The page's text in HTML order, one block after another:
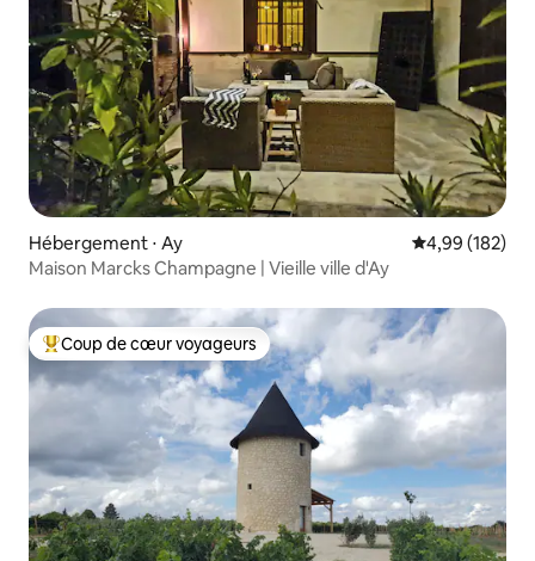
Hébergement ⋅ Ay Évaluation
4,99 (182)
Maison Marcks Champagne | Vieille ville d'Ay
Coups de cœur voyageurs les plus appréciés
Coup de cœur voyageurs